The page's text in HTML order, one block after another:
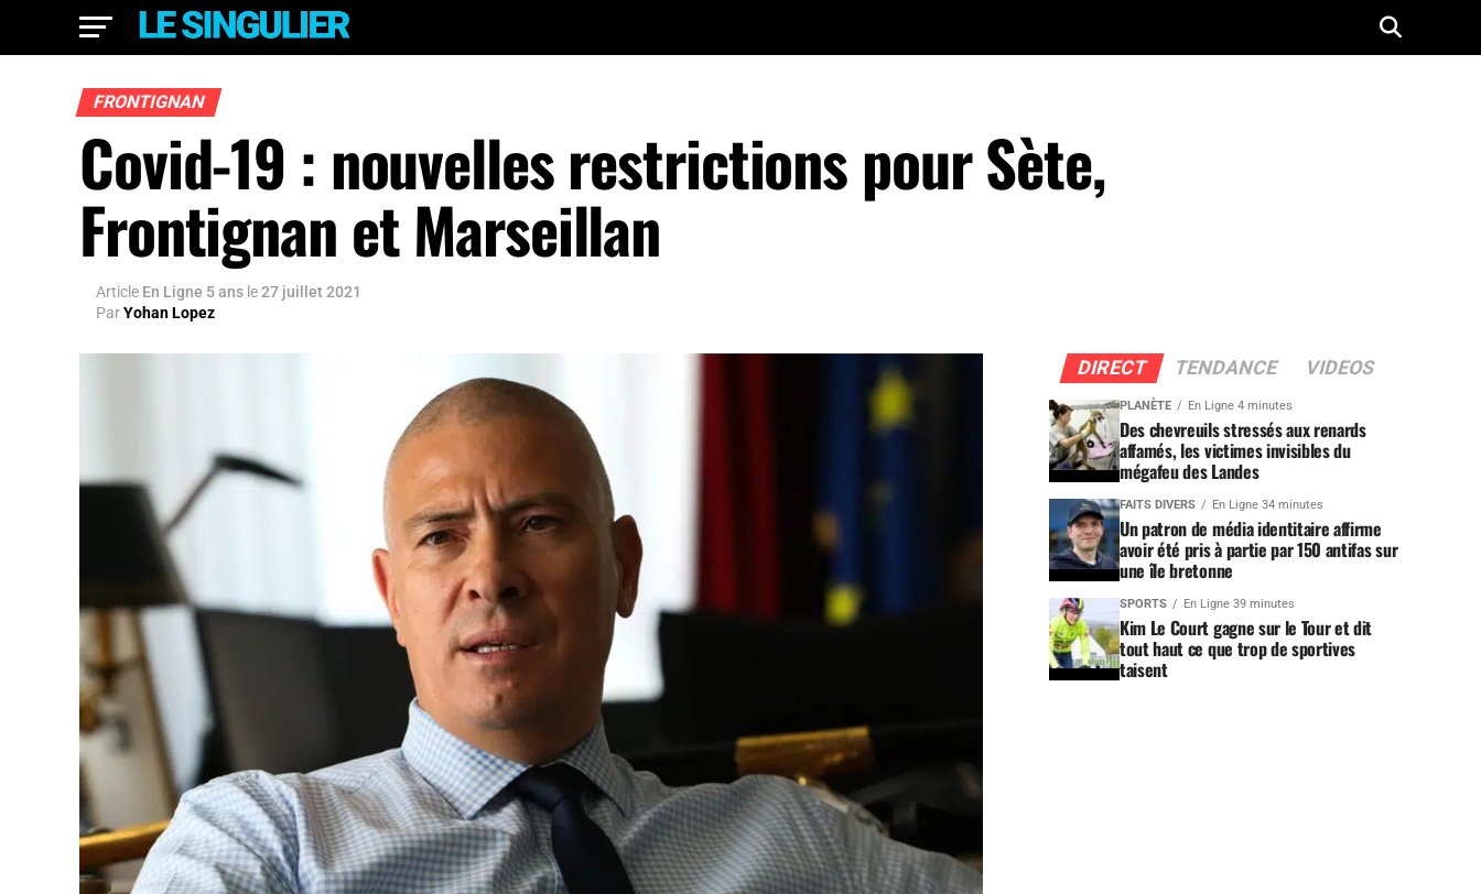
FRONTIGNAN
Covid-19 : nouvelles restrictions pour Sète,
Frontignan et Marseillan
Article En Ligne 5 ans le27 juillet 2021
ParYohan Lopez
DIRECT TENDANCE VIDEOS
PLANÈTE En Ligne 4 minutes
Des chevreuils stressés aux renards
affamés, les victimes invisibles du
mégafeu des Landes
FAITS DIVERS En Ligne 34 minutes
Un patron de média identitaire affirme
avoir été pris à partie par 150 antifas sur
une île bretonne
SPORTS En Ligne 39 minutes
Kim Le Court gagne sur le Tour et dit
tout haut ce que trop de sportives
taisent